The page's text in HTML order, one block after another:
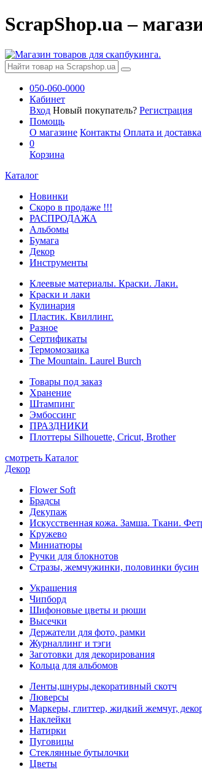
ScrapShop.ua –
050-060-0000
Кабинет
Вход Новый покупатель? Регистрация
Помощь
О магазине Контакты Оплата и доставка
0
Корзина
Каталог
Новинки
Скоро в продаже !!!
РАСПРОДАЖА
Альбомы
Бумага
Декор
Инструменты
Клеевые материалы. Краски. Лаки.
Краски и лаки
Кулинария
Пластик. Квиллинг.
Разное
Сертификаты
Термомозаика
The Mountain. Laurel Burch
Товары под заказ
Хранение
Штампинг
Эмбоссинг
ПРАЗДНИКИ
Плоттеры Silhouette, Cricut, Brother
смотреть Каталог
Декор
Flower Soft
Брадсы
Декупаж
Искусственная кожа. Замша. Ткани.
Кружево
Миниатюры
Ручки для блокнотов
Стразы, жемчужинки, половинки бусин
Украшения
Чипборд
Шифоновые цветы и рюши
Высечки
Держатели для фото, рамки
Журналлинг и тэги
Заготовки для декорирования
Кольца для альбомов
Ленты,шнуры,декоративный скотч
Люверсы
Маркеры, глиттер, жидкий жемчуг,
Наклейки
Натирки
Пуговицы
Стеклянные бутылочки
Цветы